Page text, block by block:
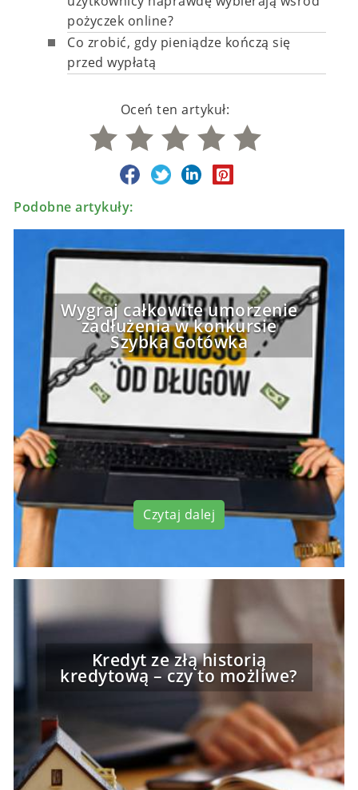
pożyczek online?
Co zrobić, gdy pieniądze kończą się
przed wypłatą
Oceń ten artykuł:
Podobne artykuły:
Wygraj całkowite umorzenie
zadłużenia w konkursie
Szybka Gotówka
Czytaj dalej
Kredyt ze złą historią
kredytową – czy to możliwe?